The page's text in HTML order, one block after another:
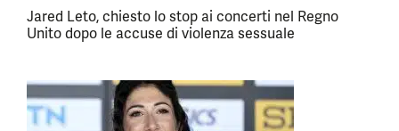
Jared Leto, chiesto lo stop ai concerti nel Regno
Unito dopo le accuse di violenza sessuale